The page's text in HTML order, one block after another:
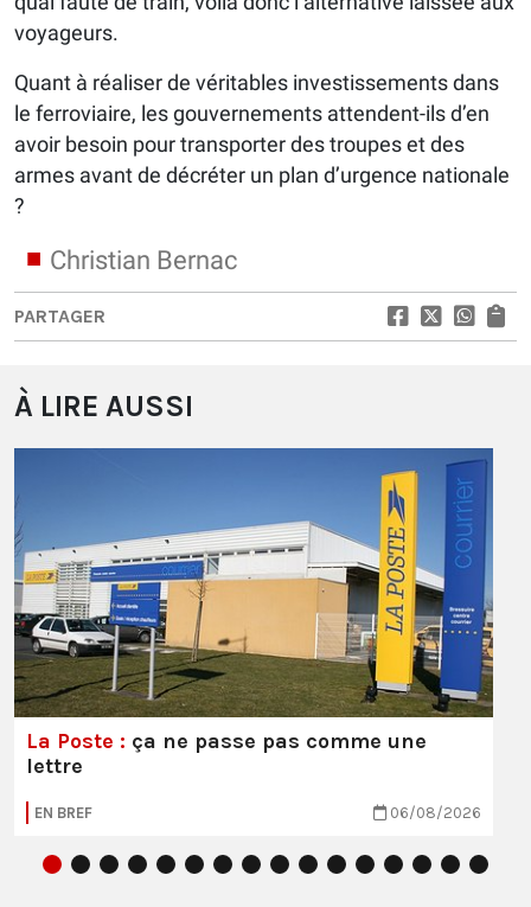
voyageurs.
Quant à réaliser de véritables investissements dans
le ferroviaire, les gouvernements attendent-ils d’en
avoir besoin pour transporter des troupes et des
armes avant de décréter un plan d’urgence nationale
?
Christian Bernac
PARTAGER
À LIRE AUSSI
La Poste : ça ne passe pas comme une
lettre
EN BREF 06/08/2026